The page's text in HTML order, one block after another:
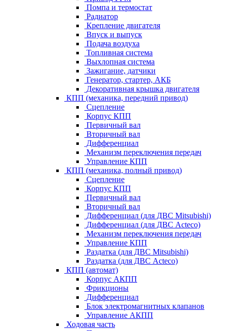
Помпа и термостат
Радиатор
Крепление двигателя
Впуск и выпуск
Подача воздуха
Топливная система
Выхлопная система
Зажигание, датчики
Генератор, стартер, АКБ
Декоративная крышка двигателя
КПП (механика, передний привод)
Сцепление
Корпус КПП
Первичный вал
Вторичный вал
Дифференциал
Механизм переключения передач
Управление КПП
КПП (механика, полный привод)
Сцепление
Корпус КПП
Первичный вал
Вторичный вал
Дифференциал (для ДВС Mitsubishi)
Дифференциал (для ДВС Acteco)
Механизм переключения передач
Управление КПП
Раздатка (для ДВС Mitsubishi)
Раздатка (для ДВС Acteco)
КПП (автомат)
Корпус АКПП
Фрикционы
Дифференциал
Блок электромагнитных клапанов
Управление АКПП
Ходовая часть